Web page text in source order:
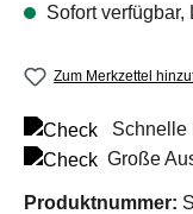
Sofort verfügbar,
Zum Merkzettel
Schnelle
Große
Produktnummer: